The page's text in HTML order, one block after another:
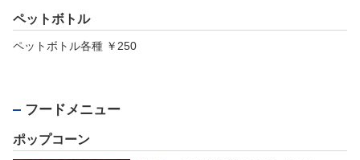
ペットボトル
ペットボトル各種 ￥250
フードメニュー
ポップコーン